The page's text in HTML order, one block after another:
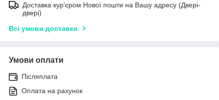
Доставка кур'єром Нової пошти на Вашу адресу (Двері-
двері)
Всі умови доставки
Умови оплати
Післяплата
Оплата на рахунок